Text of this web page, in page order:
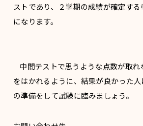
ストであり、２学期の成績が確定す
になります。
中間テストで思うような点数が取れ
をはかれるように、結果が良かった
の準備をして試験に臨みましょう。